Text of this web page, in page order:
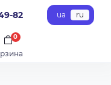
82 ua ru
0